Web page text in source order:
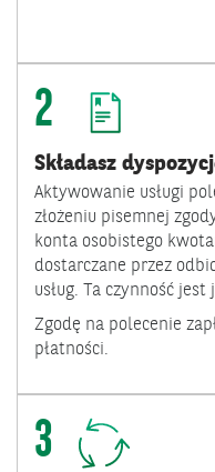
2
Składasz
Aktywowanie usługi
złożeniu pisemnej
konta osobistego
dostarczane przez
usług. Ta czynność jest
Zgodę na polecenie
płatności.
3